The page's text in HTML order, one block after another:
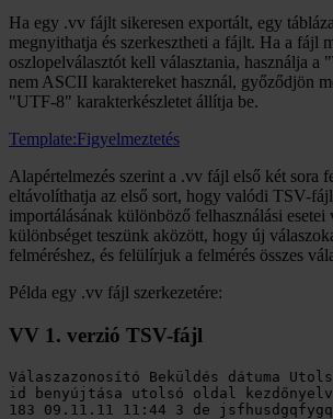
Ha egy .vv fájlt sikeresen exportált, egy
megnyithatja és szerkesztheti a fájlt. Ha a fájl
oszlopelválasztót kell választania, használja a
nem ASCII karaktereket használ, győződjön
"UTF-8" karakterkészletet állítja be.
Template:Figyelmeztetés
Alapértelmezés szerint a .vv fájl első két sora
eltávolíthatja az első sort, hogy valódi TSV-
importálásának különböző felhasználási esetei
különbséget teszünk aközött, hogy új
felméréshez, és felülírjuk a felmérés összes
Példa egy .vv fájl szerkezetére:
VV 1. verzió TSV-fájl
Válaszazonosító Beküldés dátuma
id benyújtása utolsó oldal kezdőnyelvi
183 09.11.11 11:44 3 de